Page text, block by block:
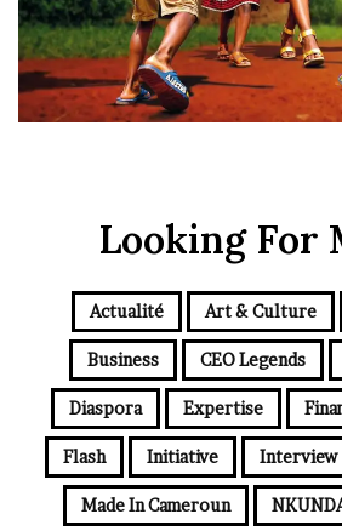
Looking For
Actualité Art & Culture
Business CEO Legends
Diaspora Expertise
Flash Initiative Interview
Made In Cameroun